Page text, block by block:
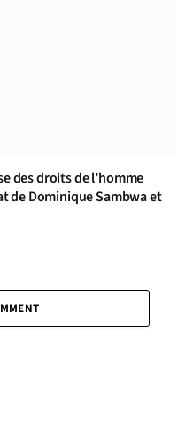
des droits de l’homme
de Dominique Sambwa et